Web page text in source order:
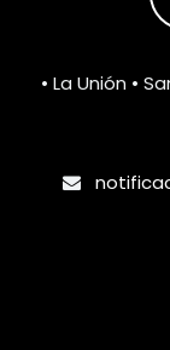
• La Unión •